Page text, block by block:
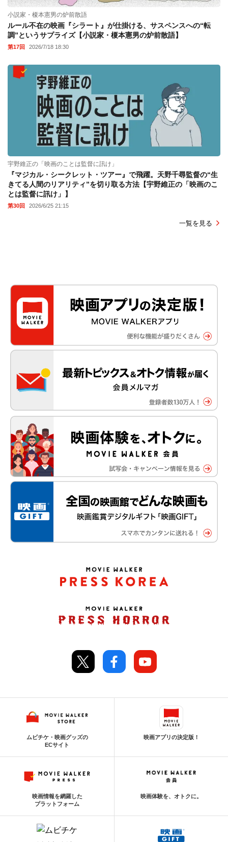
小説家・榎本憲男の炉前散語
ルール不在の映画『シラート』が仕掛ける、サスペンスへの“転
調”というサプライズ【小説家・榎本憲男の炉前散語】
第17回 2026/7/18 18:30
宇野維正の「映画のことは監督に訊け」
『マジカル・シークレット・ツアー』で飛躍。天野千尋監督の“生
きてる人間のリアリティ”を切り取る方法【宇野維正の「映画のこ
とは監督に訊け」】
第30回 2026/6/25 21:15
一覧を見る
ムビチケ・映画グッズの
ECサイト
映画アプリの決定版！
映画情報を網羅した
プラットフォーム
映画体験を、オトクに。